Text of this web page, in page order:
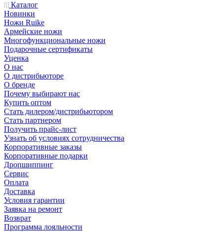
Каталог
Новинки
Ножи Ruike
Армейские ножи
Многофункциональные ножи
Подарочные сертификаты
Уценка
О нас
О дистрибьюторе
О бренде
Почему выбирают нас
Купить оптом
Стать дилером/дистрибьютором
Стать партнером
Получить прайс-лист
Узнать об условиях сотрудничества
Корпоративные заказы
Корпоративные подарки
Дропшиппинг
Сервис
Оплата
Доставка
Условия гарантии
Заявка на ремонт
Возврат
Программа лояльности